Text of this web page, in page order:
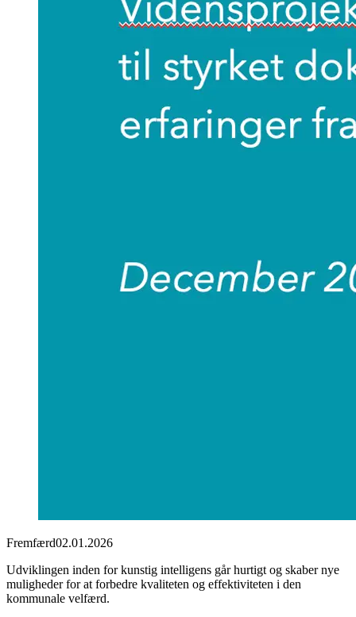
Fremfærd02.01.2026
Udviklingen inden for kunstig intelligens går hurtigt og skaber nye
muligheder for at forbedre kvaliteten og effektiviteten i den
kommunale velfærd.